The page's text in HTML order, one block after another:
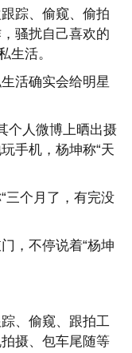
踪、偷窥、偷拍
骚扰自己喜欢的
生活。
活确实会给明星
个人微博上晒出摄
手机，杨坤称“天
个月了，有完没
，不停说着“杨坤
、偷窥、跟拍工
摄、包车尾随等